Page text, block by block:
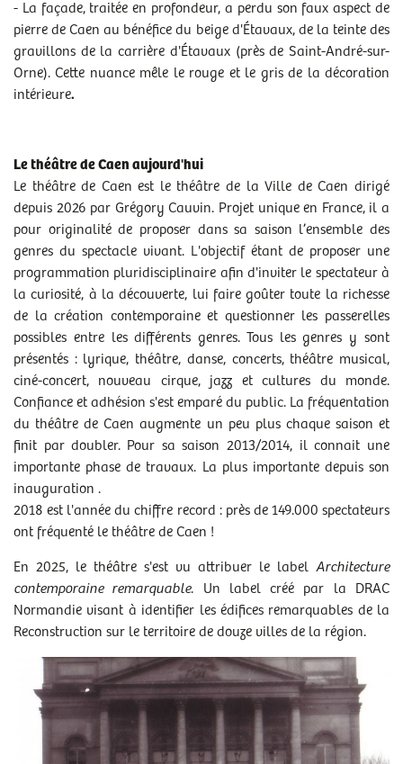
- La façade, traitée en profondeur, a perdu son faux aspect de
pierre de Caen au bénéfice du beige d'Étavaux, de la teinte des
gravillons de la carrière d'Étavaux (près de Saint-André-sur-
Orne). Cette nuance mêle le rouge et le gris de la décoration
intérieure.
Le théâtre de Caen aujourd'hui
Le théâtre de Caen est le théâtre de la Ville de Caen dirigé
depuis 2026 par Grégory Cauvin. Projet unique en France, il a
pour originalité de proposer dans sa saison l’ensemble des
genres du spectacle vivant. L'objectif étant de proposer une
programmation pluridisciplinaire afin d'inviter le spectateur à
la curiosité, à la découverte, lui faire goûter toute la richesse
de la création contemporaine et questionner les passerelles
possibles entre les différents genres. Tous les genres y sont
présentés : lyrique, théâtre, danse, concerts, théâtre musical,
ciné-concert, nouveau cirque, jazz et cultures du monde.
Confiance et adhésion s'est emparé du public. La fréquentation
du théâtre de Caen augmente un peu plus chaque saison et
finit par doubler. Pour sa saison 2013/2014, il connait une
importante phase de travaux. La plus importante depuis son
inauguration .
2018 est l'année du chiffre record : près de 149.000 spectateurs
ont fréquenté le théâtre de Caen !
En 2025, le théâtre s'est vu attribuer le label Architecture
contemporaine remarquable. Un label créé par la DRAC
Normandie visant à identifier les édifices remarquables de la
Reconstruction sur le territoire de douze villes de la région.